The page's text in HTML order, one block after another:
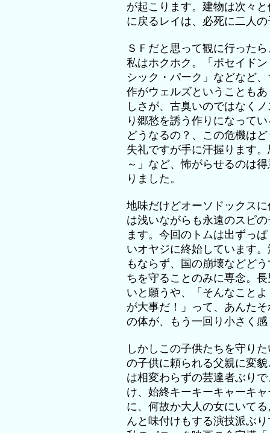
が起こります。建物は次々
に戻るレイは、必死に二人
ＳＦだと思って観に行った
私はホクホク。「ポセイド
シック・パーク」などなど
作がウェルズということも
しさが、古臭いのではなく
り郷愁を誘う作りになって
どうなるの？、この危機は
失礼ですが手に汗握ります
～」など、怖がらせるのは
りました。
地味だけどオーソドックス
は浅いながらも永遠のスピ
ます。今回のトムは出ずっ
いオヤジに終始しています
もならず、国の崩壊などど
ちを守ることのみに専念。
いと願うや、「そんなこと
が大事だ！」って、あんた
の体が、もう一回り小さく
しかしこの子供たちを守り
の子供に頼られる父親に変
は相変わらずの芸達者ぶり
け、始終キーキーキャーキ
に、何故か大人の女にいて
んと味付けもする演技派ぶ